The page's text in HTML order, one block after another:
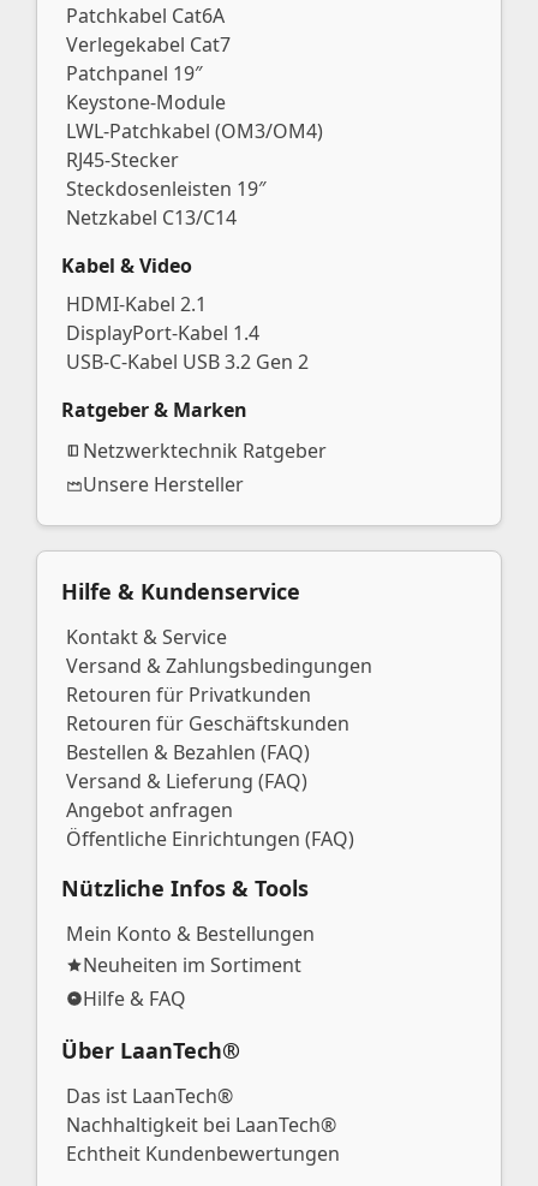
Patchkabel Cat6A
Verlegekabel Cat7
Patchpanel 19″
Keystone-Module
LWL-Patchkabel (OM3/OM4)
RJ45-Stecker
Steckdosenleisten 19″
Netzkabel C13/C14
Kabel & Video
HDMI-Kabel 2.1
DisplayPort-Kabel 1.4
USB-C-Kabel USB 3.2 Gen 2
Ratgeber & Marken
Netzwerktechnik Ratgeber
Unsere Hersteller
Hilfe & Kundenservice
Kontakt & Service
Versand & Zahlungsbedingungen
Retouren für Privatkunden
Retouren für Geschäftskunden
Bestellen & Bezahlen (FAQ)
Versand & Lieferung (FAQ)
Angebot anfragen
Öffentliche Einrichtungen (FAQ)
Nützliche Infos & Tools
Mein Konto & Bestellungen
Neuheiten im Sortiment
Hilfe & FAQ
Über LaanTech®
Das ist LaanTech®
Nachhaltigkeit bei LaanTech®
Echtheit Kundenbewertungen